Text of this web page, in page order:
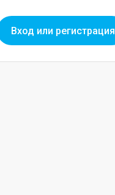
Вход или регистрация